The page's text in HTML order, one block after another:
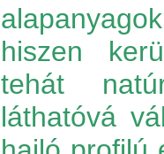
hiszen
tehát
láthatóvá